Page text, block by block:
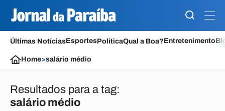
Últimas NotíciasEsportesPolíticaQual a Boa?Entretenimento
Home>salário médio
Resultados para a tag:
salário médio